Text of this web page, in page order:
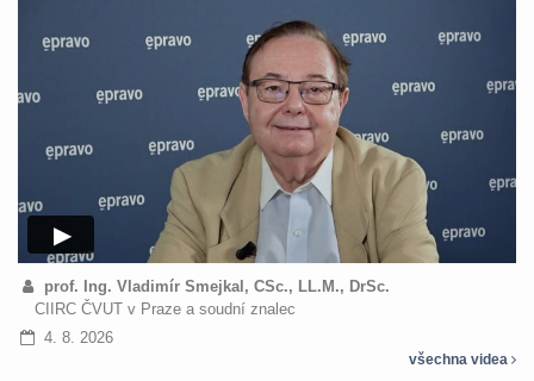
prof. Ing. Vladimír Smejkal, CSc., LL.M., DrSc.
CIIRC ČVUT v Praze a soudní znalec
4. 8. 2026
všechna videa